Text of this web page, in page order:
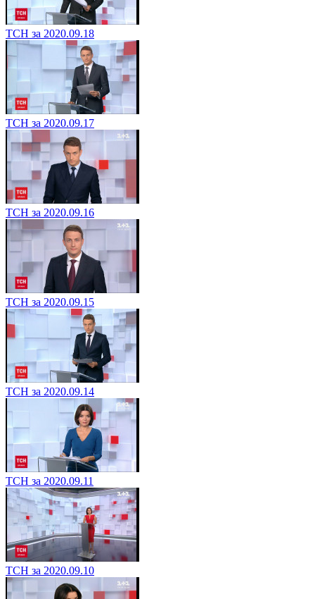
ТСН за 2020.09.18
ТСН за 2020.09.17
ТСН за 2020.09.16
ТСН за 2020.09.15
ТСН за 2020.09.14
ТСН за 2020.09.11
ТСН за 2020.09.10